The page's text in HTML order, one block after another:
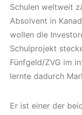
Schulen weltweit
Absolvent in
wollen die
Schulprojekt
Fünfgeld/ZVG im
lernte dadurch
Er ist einer der